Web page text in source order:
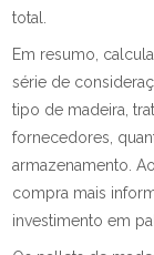
total.
Em resumo,
série de
tipo de madeira,
fornecedores,
armazenamento.
compra mais
investimento em